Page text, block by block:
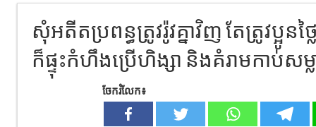
សុំអតីតប្រពន្ធត្រូវរ៉ូវគ្នាវិញ តែត្រូវប្អូ
ក៏ផ្ទុះកំហឹងប្រើហិង្សា និងគំរាមកាប់សម្
ចែករំលែក៖